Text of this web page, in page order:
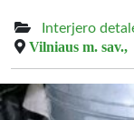
Interjero
Vilniaus m. sav.,